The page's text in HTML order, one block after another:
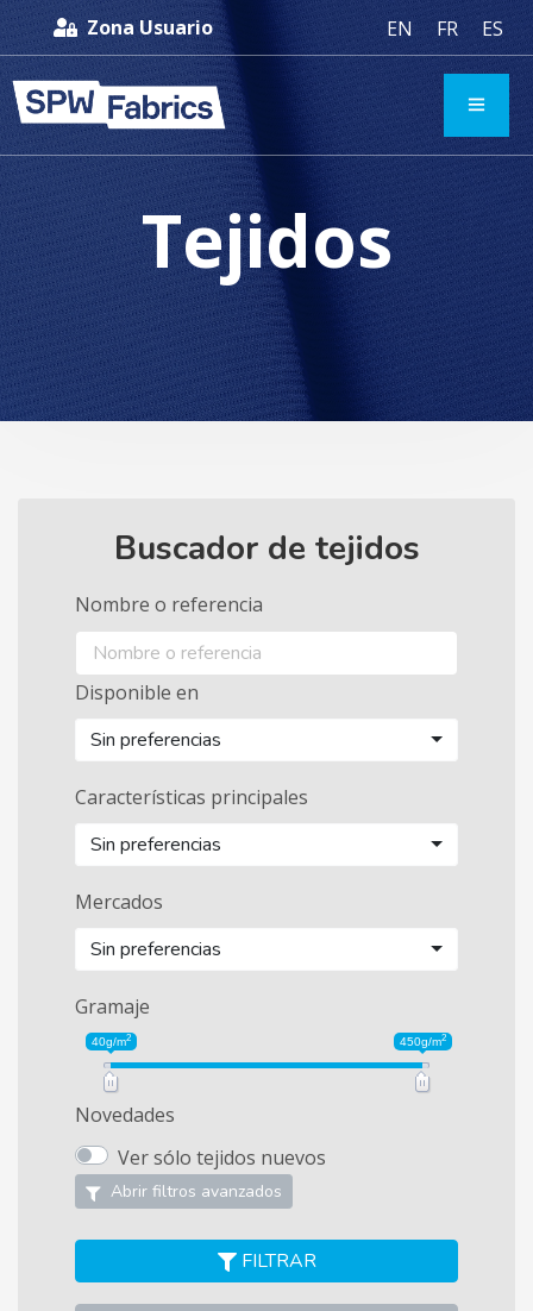
Zona Usuario EN FR ES
Tejidos
Buscador de tejidos
Nombre o referencia
Disponible en
Sin preferencias
Características principales
Sin preferencias
Mercados
Sin preferencias
Gramaje
40g/m2 450g/m2
Novedades
Ver sólo tejidos nuevos
Abrir filtros avanzados
FILTRAR